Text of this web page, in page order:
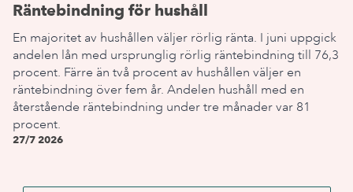
Räntebindning för hushåll
En majoritet av hushållen väljer rörlig ränta. I juni uppgick
andelen lån med ursprunglig rörlig räntebindning till 76,3
procent. Färre än två procent av hushållen väljer en
räntebindning över fem år. Andelen hushåll med en
återstående räntebindning under tre månader var 81
procent.
27/7 2026